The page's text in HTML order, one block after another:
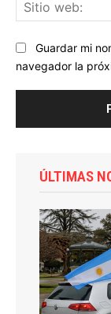
Guardar mi
navegador la
ÚLTIMAS